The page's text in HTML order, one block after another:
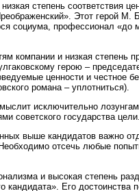
степень соответствия
Этот герой М.
социума, профессионал «до
компании и низкая степень
герою –
ценности и честное
романа – уплотниться).
исключительно
советского государства
выше кандидатов важно
отсечь любые
и высокая степень
Его достоинства